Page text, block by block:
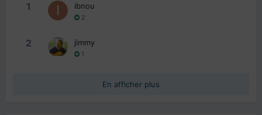
1 ibnou
2
2 jimmy
1
En afficher plus